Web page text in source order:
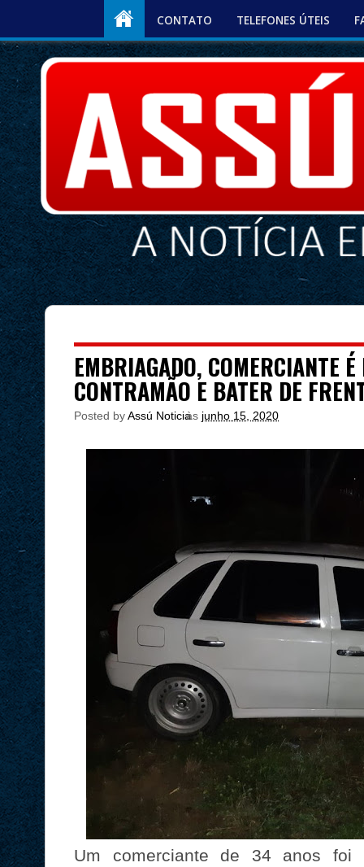
CONTATO TELEFONES ÚTEIS
EMBRIAGADO, COMERCIANTE
CONTRAMÃO E BATER DE
Posted byAssú Noticia
às junho 15, 2020
Um comerciante de 34 anos foi